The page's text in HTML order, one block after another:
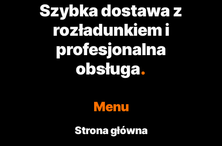
Szybka dostawa z
rozładunkiem i
profesjonalna
obsługa.
Menu
Strona główna